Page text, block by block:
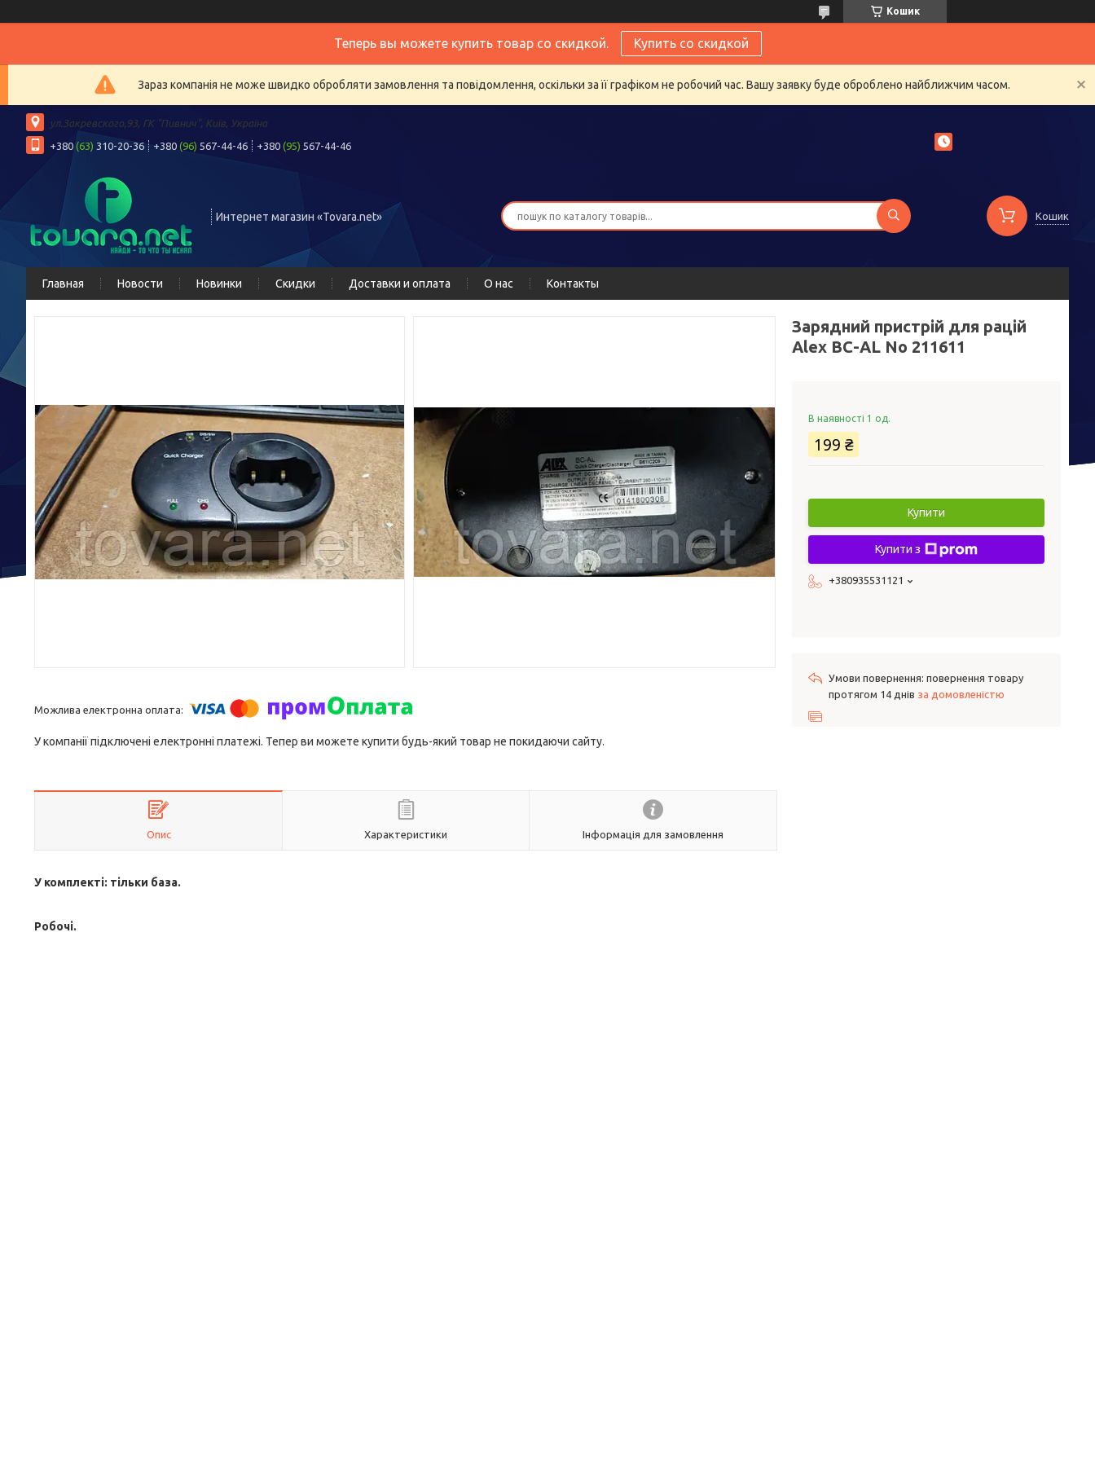
Кошик
Теперь вы можете купить товар со скидкой. Купить со скидкой
Зараз компанія не може швидко обробляти замовлення та повідомлення, оскільки за її графіком не робочий час. Вашу заявку буде оброблено найближчим часом.
ул.Закревского,93, ГК "Пивнич", Київ, Україна
+380 (63) 310-20-36 +380 (96) 567-44-46 +380 (95) 567-44-46
Интернет магазин «Tovara.net» Кошик
Главная Новости Новинки Скидки Доставки и оплата О нас Контакты
У компанії підключені електронні платежі. Тепер ви можете купити будь-який товар не покидаючи сайту.
Опис Характеристики Інформація для замовлення
У комплекті: тільки база.
Робочі.
Зарядний пристрій для рацій
Alex BC-AL No 211611
В наявності 1 од.
199 ₴
Купити
Купити з
+380935531121
повернення товару
протягом 14 днів за домовленістю